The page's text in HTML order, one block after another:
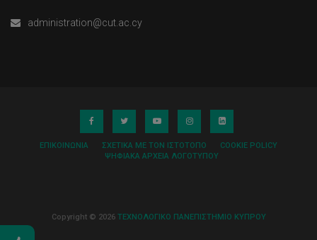
administration@cut.ac.cy
ΕΠΙΚΟΙΝΩΝΊΑ ΣΧΕΤΙΚΆ ΜΕ ΤΟΝ ΙΣΤΌΤΟΠΟ
COOKIE POLICY
ΨΗΦΙΑΚΆ ΑΡΧΕΊΑ ΛΟΓΌΤΥΠΟΥ
Copyright © 2026 ΤΕΧΝΟΛΟΓΙΚΟ ΠΑΝΕΠΙΣΤΗΜΙΟ ΚΥΠΡΟΥ